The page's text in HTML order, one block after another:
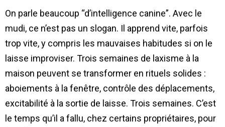
On parle beaucoup “d’intelligence canine”. Avec le
mudi, ce n’est pas un slogan. Il apprend vite, parfois
trop vite, y compris les mauvaises habitudes si on le
laisse improviser. Trois semaines de laxisme à la
maison peuvent se transformer en rituels solides :
aboiements à la fenêtre, contrôle des déplacements,
excitabilité à la sortie de laisse. Trois semaines. C’est
le temps qu’il a fallu, chez certains propriétaires, pour